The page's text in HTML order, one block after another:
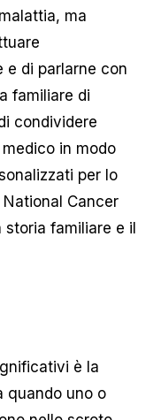
ma
e di parlarne con
familiare di
condividere
in modo
per lo
Cancer
familiare e il
è la
quando uno o